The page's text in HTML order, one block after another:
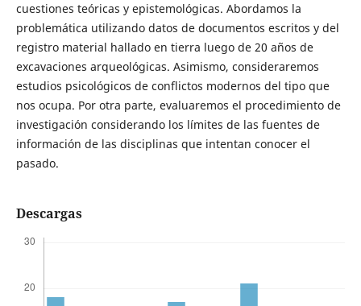
cuestiones teóricas y epistemológicas. Abordamos la
problemática utilizando datos de documentos escritos y del
registro material hallado en tierra luego de 20 años de
excavaciones arqueológicas. Asimismo, consideraremos
estudios psicológicos de conflictos modernos del tipo que
nos ocupa. Por otra parte, evaluaremos el procedimiento de
investigación considerando los límites de las fuentes de
información de las disciplinas que intentan conocer el
pasado.
Descargas